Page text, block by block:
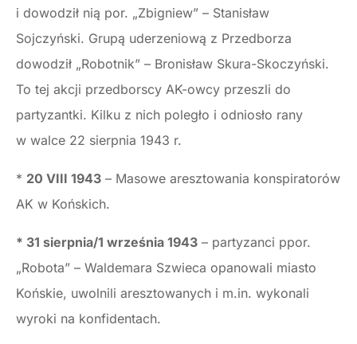
i dowodził nią por. „Zbigniew” – Stanisław
Sojczyński. Grupą uderzeniową z Przedborza
dowodził „Robotnik” – Bronisław Skura-Skoczyński.
To tej akcji przedborscy AK-owcy przeszli do
partyzantki. Kilku z nich poległo i odniosło rany
w walce 22 sierpnia 1943 r.
* 20 VIII 1943 – Masowe aresztowania konspiratorów
AK w Końskich.
* 31 sierpnia/1 września 1943 – partyzanci ppor.
„Robota” – Waldemara Szwieca opanowali miasto
Końskie, uwolnili aresztowanych i m.in. wykonali
wyroki na konfidentach.